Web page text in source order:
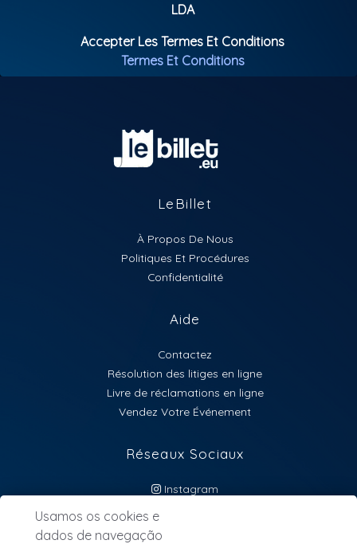
LDA
Accepter Les Termes Et Conditions
Termes Et Conditions
LeBillet
À Propos De Nous
Politiques Et Procédures
Confidentialité
Aide
Contactez
Résolution des litiges en ligne
Livre de réclamations en ligne
Vendez Votre Événement
Réseaux Sociaux
Instagram
atendimento@lebillet.eu
Usamos os cookies e
dados de navegação